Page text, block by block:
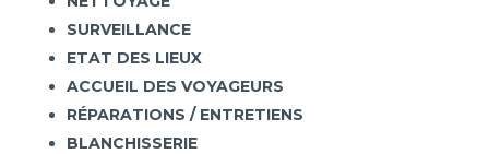
SURVEILLANCE
ETAT DES LIEUX
ACCUEIL DES VOYAGEURS
RÉPARATIONS / ENTRETIENS
BLANCHISSERIE